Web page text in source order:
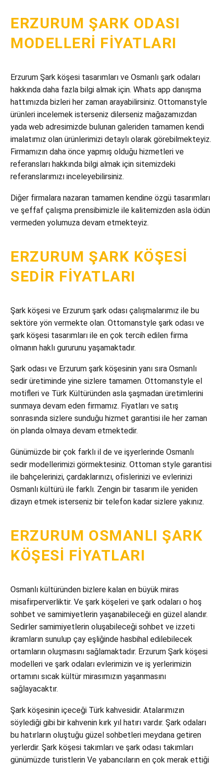
ERZURUM ŞARK ODASI
MODELLERI FIYATLARI
Erzurum Şark köşesi tasarımları ve Osmanlı şark odaları
hakkında daha fazla bilgi almak için. Whats app danışma
hattımızda bizleri her zaman arayabilirsiniz. Ottomanstyle
ürünleri incelemek isterseniz dilerseniz mağazamızdan
yada web adresimizde bulunan galeriden tamamen kendi
imalatımız olan ürünlerimizi detaylı olarak görebilmekteyiz.
Firmamızın daha önce yapmış olduğu hizmetleri ve
referansları hakkında bilgi almak için sitemizdeki
referanslarımızı inceleyebilirsiniz.
Diğer firmalara nazaran tamamen kendine özgü tasarımları
ve şeffaf çalışma prensibimizle ile kalitemizden asla ödün
vermeden yolumuza devam etmekteyiz.
ERZURUM ŞARK KÖŞESI
SEDIR FIYATLARI
Şark köşesi ve Erzurum şark odası çalışmalarımız ile bu
sektöre yön vermekte olan. Ottomanstyle şark odası ve
şark köşesi tasarımları ile en çok tercih edilen firma
olmanın haklı gururunu yaşamaktadır.
Şark odası ve Erzurum şark köşesinin yanı sıra Osmanlı
sedir üretiminde yine sizlere tamamen. Ottomanstyle el
motifleri ve Türk Kültüründen asla şaşmadan üretimlerini
sunmaya devam eden firmamız. Fiyatları ve satış
sonrasında sizlere sunduğu hizmet garantisi ile her zaman
ön planda olmaya devam etmektedir.
Günümüzde bir çok farklı il de ve işyerlerinde Osmanlı
sedir modellerimizi görmektesiniz. Ottoman style garantisi
ile bahçelerinizi, çardaklarınızı, ofislerinizi ve evlerinizi
Osmanlı kültürü ile farklı. Zengin bir tasarım ile yeniden
dizayn etmek isterseniz bir telefon kadar sizlere yakınız.
ERZURUM OSMANLI ŞARK
KÖŞESI FIYATLARI
Osmanlı kültüründen bizlere kalan en büyük miras
misafirperverliktir. Ve şark köşeleri ve şark odaları o hoş
sohbet ve samimiyetlerin yaşanabileceği en güzel alandır.
Sedirler samimiyetlerin oluşabileceği sohbet ve izzeti
ikramların sunulup çay eşliğinde hasbihal edilebilecek
ortamların oluşmasını sağlamaktadır. Erzurum Şark köşesi
modelleri ve şark odaları evlerimizin ve iş yerlerimizin
ortamını sıcak kültür mirasımızın yaşanmasını
sağlayacaktır.
Şark köşesinin içeceği Türk kahvesidir. Atalarımızın
söylediği gibi bir kahvenin kırk yıl hatırı vardır. Şark odaları
bu hatırların oluştuğu güzel sohbetleri meydana getiren
yerlerdir. Şark köşesi takımları ve şark odası takımları
günümüzde turistlerin Ve yabancıların en çok merak ettiği